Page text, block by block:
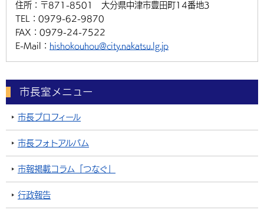
住所： 〒871-8501 大分県中津市豊田町14番地3
TEL： 0979-62-9870
FAX： 0979-24-7522
E-Mail： hishokouhou@city.nakatsu.lg.jp
市長室メニュー
市長プロフィール
市長フォトアルバム
市報掲載コラム「つなぐ」
行政報告